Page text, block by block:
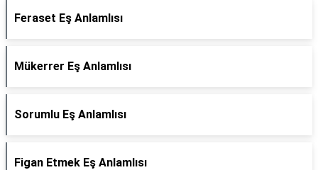
Feraset Eş Anlamlısı
Mükerrer Eş Anlamlısı
Sorumlu Eş Anlamlısı
Figan Etmek Eş Anlamlısı